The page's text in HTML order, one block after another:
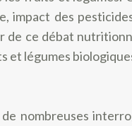
impact des
de ce débat
et légumes
nombreuses